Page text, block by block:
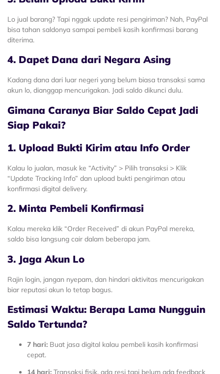
Lo jual barang? Tapi nggak update resi pengiriman? Nah, PayPal
bisa tahan saldonya sampai pembeli kasih konfirmasi barang
diterima.
4. Dapet Dana dari Negara Asing
Kadang dana dari luar negeri yang belum biasa transaksi sama
akun lo, dianggap mencurigakan. Jadi saldo dikunci dulu.
Gimana Caranya Biar Saldo Cepat Jadi
Siap Pakai?
1. Upload Bukti Kirim atau Info Order
Kalau lo jualan, masuk ke “Activity” > Pilih transaksi > Klik
“Update Tracking Info” dan upload bukti pengiriman atau
konfirmasi digital delivery.
2. Minta Pembeli Konfirmasi
Kalau mereka klik “Order Received” di akun PayPal mereka,
saldo bisa langsung cair dalam beberapa jam.
3. Jaga Akun Lo
Rajin login, jangan nyepam, dan hindari aktivitas mencurigakan
biar reputasi akun lo tetap bagus.
Estimasi Waktu: Berapa Lama Nungguin
Saldo Tertunda?
7 hari: Buat jasa digital kalau pembeli kasih konfirmasi
cepat.
14 hari: Transaksi fisik, ada resi tapi belum ada feedback